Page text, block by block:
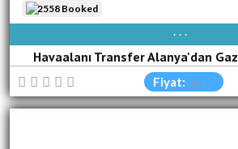
AVAIBLE EVERY DAY
Havaalanı Transfer Alanya'dan
2558 Booked
Fiyat: